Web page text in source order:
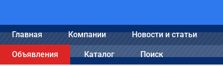
Главная Компании Новости и статьи
Объявления Каталог Поиск